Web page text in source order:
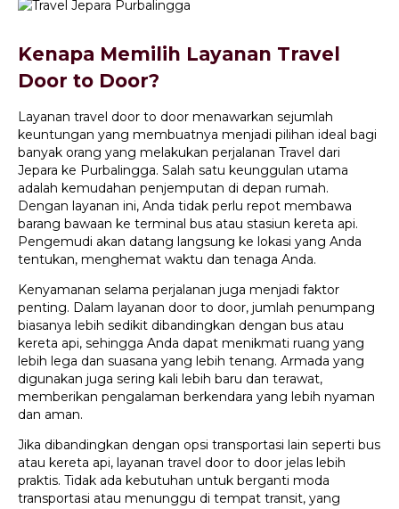
Kenapa Memilih Layanan Travel
Door to Door?
Layanan travel door to door menawarkan sejumlah
keuntungan yang membuatnya menjadi pilihan ideal bagi
banyak orang yang melakukan perjalanan Travel dari
Jepara ke Purbalingga. Salah satu keunggulan utama
adalah kemudahan penjemputan di depan rumah.
Dengan layanan ini, Anda tidak perlu repot membawa
barang bawaan ke terminal bus atau stasiun kereta api.
Pengemudi akan datang langsung ke lokasi yang Anda
tentukan, menghemat waktu dan tenaga Anda.
Kenyamanan selama perjalanan juga menjadi faktor
penting. Dalam layanan door to door, jumlah penumpang
biasanya lebih sedikit dibandingkan dengan bus atau
kereta api, sehingga Anda dapat menikmati ruang yang
lebih lega dan suasana yang lebih tenang. Armada yang
digunakan juga sering kali lebih baru dan terawat,
memberikan pengalaman berkendara yang lebih nyaman
dan aman.
Jika dibandingkan dengan opsi transportasi lain seperti bus
atau kereta api, layanan travel door to door jelas lebih
praktis. Tidak ada kebutuhan untuk berganti moda
transportasi atau menunggu di tempat transit, yang